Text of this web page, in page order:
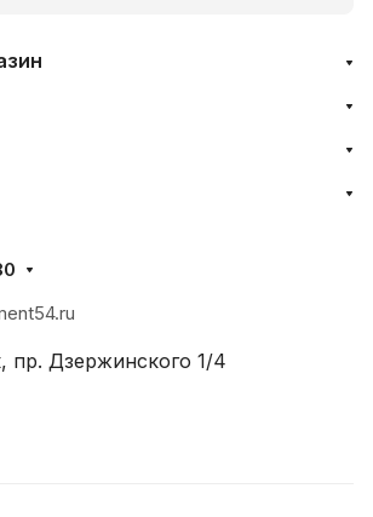
пр. Дзержинского 1/4